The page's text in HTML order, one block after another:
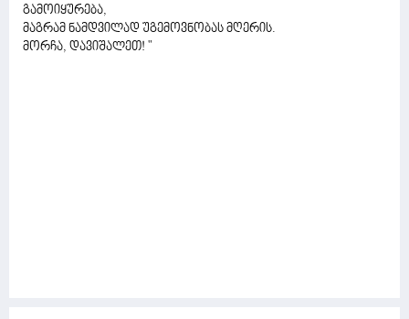
გამოიყურება,
მაგრამ ნამდვილად უგემოვნობას მღერის.
მორჩა, დავიშალეთ! "